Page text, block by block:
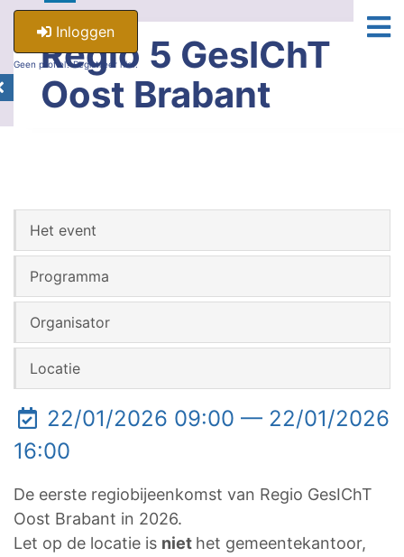
Inloggen
Geen profiel? Registreer hier.
Regio 5 GesIChT
Oost Brabant
Het event
Programma
Organisator
Locatie
22/01/2026 09:00 — 22/01/2026
16:00
De eerste regiobijeenkomst van Regio GesIChT
Oost Brabant in 2026.
Let op de locatie is niet het gemeentekantoor,